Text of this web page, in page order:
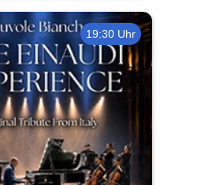
19:30 Uhr